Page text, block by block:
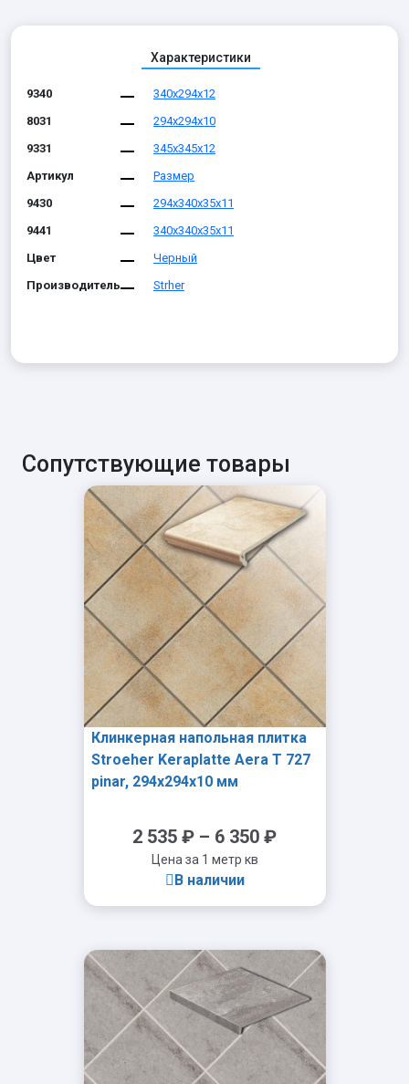
Характеристики
9340
340x294x12
8031
294x294x10
9331
345x345x12
Артикул
Размер
9430
294х340х35х11
9441
340х340х35х11
Цвет
Черный
Производитель
Strher
Сопутствующие товары
Клинкерная напольная плитка
Stroeher Keraplatte Aera T 727
pinar, 294х294х10 мм
2 535 ₽ – 6 350 ₽
Цена за 1 метр кв
В наличии
- +